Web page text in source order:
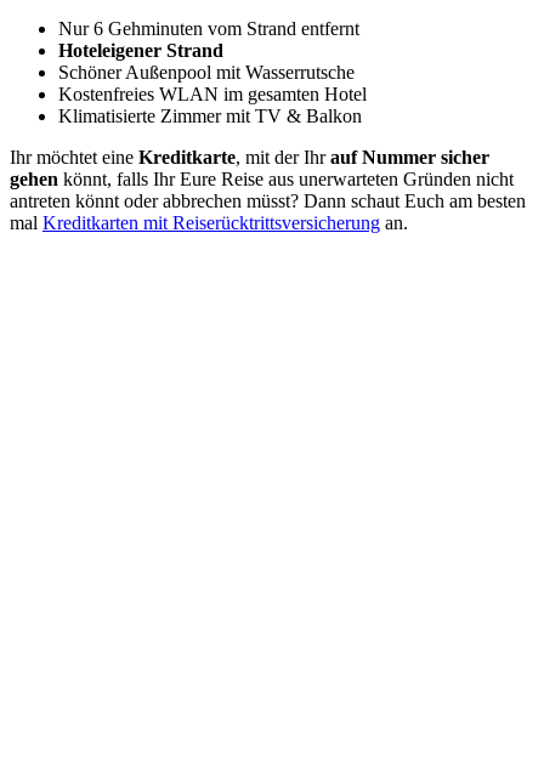
Nur 6 Gehminuten vom Strand entfernt
Hoteleigener Strand
Schöner Außenpool mit Wasserrutsche
Kostenfreies WLAN im gesamten Hotel
Klimatisierte Zimmer mit TV & Balkon
Ihr möchtet eine Kreditkarte, mit der Ihrauf Nummer sicher
gehen könnt, falls Ihr Eure Reise aus unerwarteten Gründen nicht
antreten könnt oder abbrechen müsst? Dann schaut Euch am besten
mal Kreditkarten mit Reiserücktrittsversicherung an.